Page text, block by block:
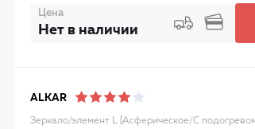
Цена
Нет в наличии
ALKAR
Зеркало/элемент L [Асферическое/С